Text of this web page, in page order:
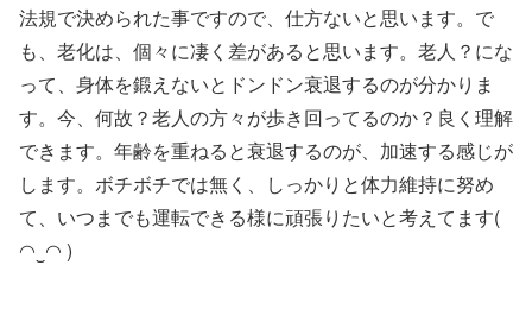
法規で決められた事ですので、仕方ないと思います。で
も、老化は、個々に凄く差があると思います。老人？にな
って、身体を鍛えないとドンドン衰退するのが分かりま
す。今、何故？老人の方々が歩き回ってるのか？良く理解
できます。年齢を重ねると衰退するのが、加速する感じが
します。ボチボチでは無く、しっかりと体力維持に努め
て、いつまでも運転できる様に頑張りたいと考えてます(
◠‿◠ )